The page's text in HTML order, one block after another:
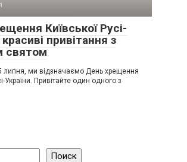
Київської Русі-
привітання з
святом
липня, ми відзначаємо День хрещення
України. Привітайте один одного з
Поиск